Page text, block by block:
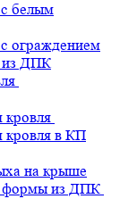
белым
ограждением
из ДПК
кровля
кровля в КП
на крыше
формы из ДПК